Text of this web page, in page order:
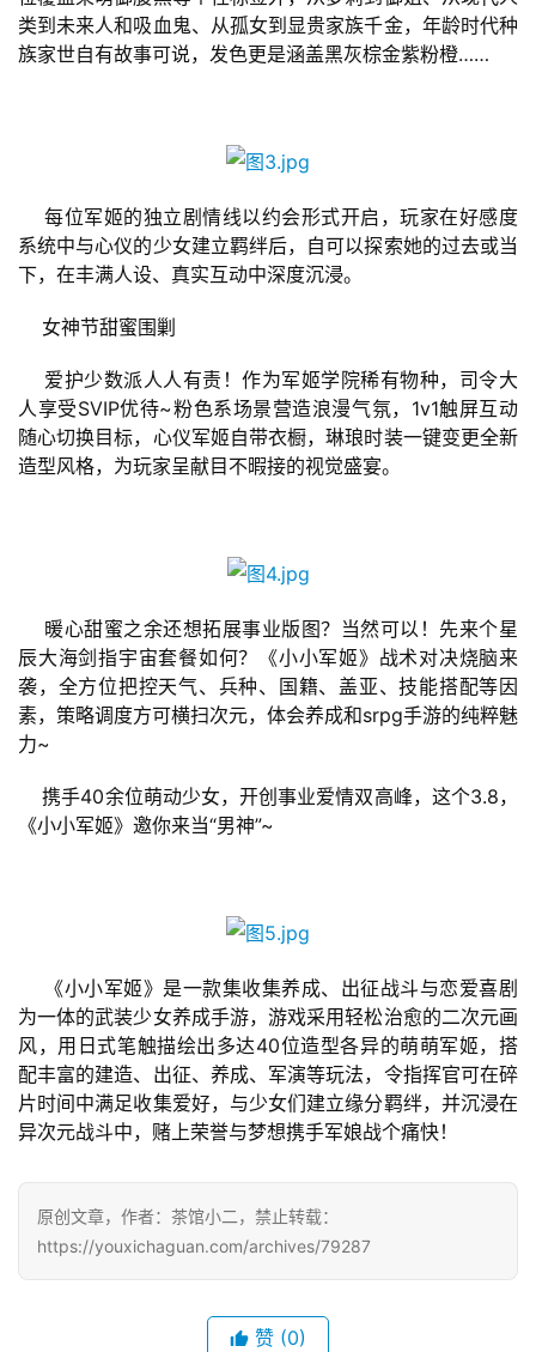
手
机
游
戏
戏
2
届
金
茶
奖
日
游
茶
接
会
类到未来人和吸血鬼、从孤女到显贵家族千金，年龄时代种
族家世自有故事可说，发色更是涵盖黑灰棕金紫粉橙……
每位军姬的独立剧情线以约会形式开启，玩家在好感度
系统中与心仪的少女建立羁绊后，自可以探索她的过去或当
下，在丰满人设、真实互动中深度沉浸。
女神节甜蜜围剿
爱护少数派人人有责！作为军姬学院稀有物种，司令大
人享受SVIP优待~粉色系场景营造浪漫气氛，1v1触屏互动
随心切换目标，心仪军姬自带衣橱，琳琅时装一键变更全新
造型风格，为玩家呈献目不暇接的视觉盛宴。
暖心甜蜜之余还想拓展事业版图？当然可以！先来个星
辰大海剑指宇宙套餐如何？《小小军姬》战术对决烧脑来
袭，全方位把控天气、兵种、国籍、盖亚、技能搭配等因
素，策略调度方可横扫次元，体会养成和srpg手游的纯粹魅
力~
携手40余位萌动少女，开创事业爱情双高峰，这个3.8，
《小小军姬》邀你来当“男神”~
《小小军姬》是一款集收集养成、出征战斗与恋爱喜剧
为一体的武装少女养成手游，游戏采用轻松治愈的二次元画
风，用日式笔触描绘出多达40位造型各异的萌萌军姬，搭
配丰富的建造、出征、养成、军演等玩法，令指挥官可在碎
片时间中满足收集爱好，与少女们建立缘分羁绊，并沉浸在
异次元战斗中，赌上荣誉与梦想携手军娘战个痛快！
原创文章，作者：茶馆小二，禁止转载：
https://youxichaguan.com/archives/79287
赞 (0)